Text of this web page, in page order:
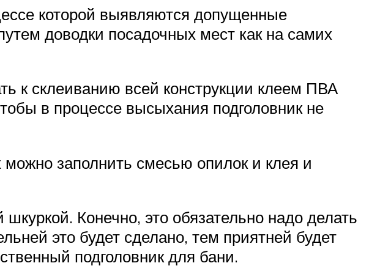
которой выявляются допущенные
доводки посадочных мест как на самих
к склеиванию всей конструкции клеем ПВА
в процессе высыхания подголовник не
заполнить смесью опилок и клея и
шкуркой. Конечно, это обязательно надо делать
это будет сделано, тем приятней будет
подголовник для бани.